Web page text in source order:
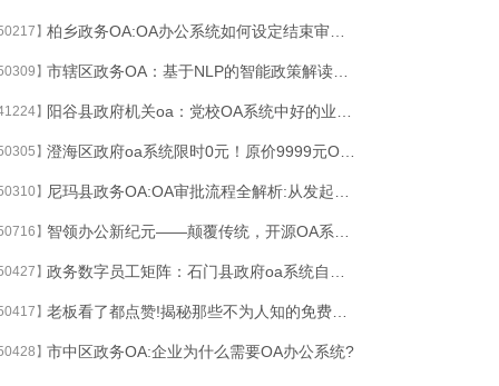
】 柏乡政务OA:OA办公系统如何设定结束审批功能
】 市辖区政务OA：基于NLP的智能政策解读与合规性校验系统
】
】 澄海区政府oa系统限时0元！原价9999元OA系统免费下载中
】
】
】
】 老板看了都点赞!揭秘那些不为人知的免费西林区政务OA
】市中区政务OA:企业为什么需要OA办公系统?